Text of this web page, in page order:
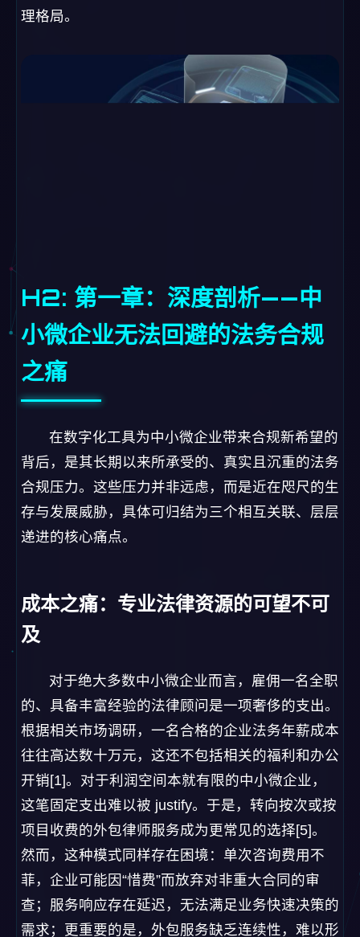
理格局。
在数字化工具为中小微企业带来合规新希望的
背后，是其长期以来所承受的、真实且沉重的法务
合规压力。这些压力并非远虑，而是近在咫尺的生
存与发展威胁，具体可归结为三个相互关联、层层
递进的核心痛点。
成本之痛：专业法律资源的可望不可
及
根据相关市场调研，一名合格的企业法务年薪成本
往往高达数十万元，这还不包括相关的福利和办公
这笔固定支出难以被 justify。于是，转向按次或按
项目收费的外包律师服务成为更常见的选择[5]。
然而，这种模式同样存在困境：单次咨询费用不
菲，企业可能因“惜费”而放弃对非重大合同的审
查；服务响应存在延迟，无法满足业务快速决策的
需求；更重要的是，外包服务缺乏连续性，难以形
成对企业整体合规状况的系统性把握和长期规划。
成本门槛直接导致了许多中小微企业在日常经营中
处于“法律裸奔”状态，将本应前置的风险管控环
节，无奈地后置为纠纷发生后的补救与止损。